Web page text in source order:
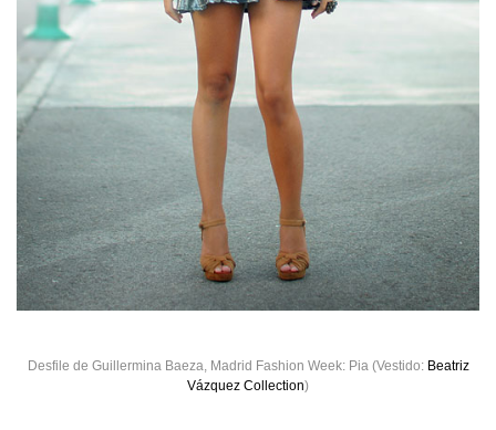
Desfile de Guillermina Baeza, Madrid Fashion Week: Pia (Vestido: Beatriz
Vázquez Collection)